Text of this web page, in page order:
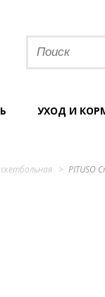
УХОД И
PITUSO